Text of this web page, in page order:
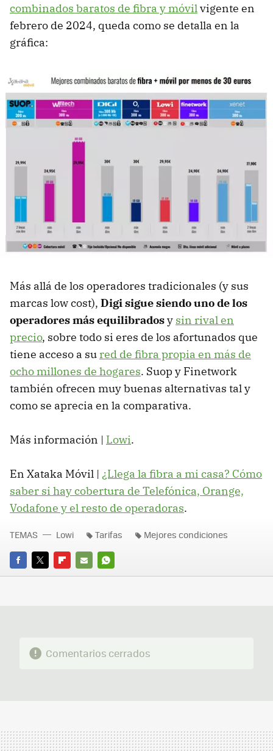
combinados baratos de fibra y móvilvigente en
febrero de 2024, queda como se detalla en la
gráfica:
Más allá de los operadores tradicionales (y sus
marcas low cost), Digi sigue siendo uno de los
operadores más equilibradosy sin rival en
precio, sobre todo si eres de los afortunados que
tiene acceso a su red de fibra propia en más de
ocho millones de hogares. Suop y Finetwork
también ofrecen muy buenas alternativas tal y
como se aprecia en la comparativa.
Más información | Lowi.
En Xataka Móvil | ¿Llega la fibra a mi casa? Cómo
saber si hay cobertura de Telefónica, Orange,
Vodafone y el resto de operadoras.
FACEBOOK
TWITTERFLIPBOARD
E-
WHATSAPP
TEMAS Lowi Tarifas Mejores condiciones
Comentarios cerrados